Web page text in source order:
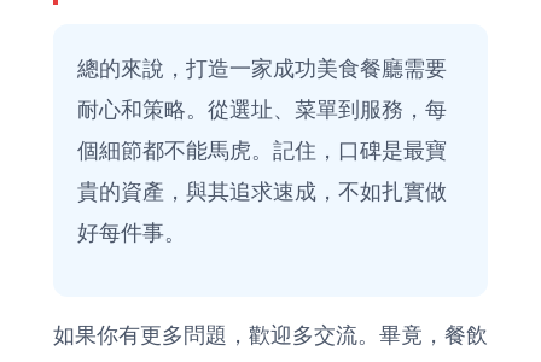
總的來說，打造一家成功美食餐廳需要
耐心和策略。從選址、菜單到服務，每
個細節都不能馬虎。記住，口碑是最寶
貴的資產，與其追求速成，不如扎實做
好每件事。
如果你有更多問題，歡迎多交流。畢竟，餐飲